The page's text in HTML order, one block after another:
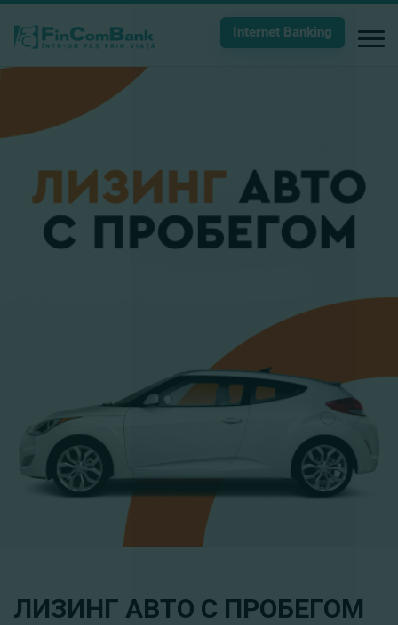
Internet Banking
ЛИЗИНГ АВТО С ПРОБЕГОМ